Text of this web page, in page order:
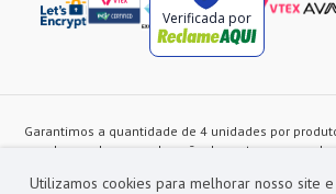
Utilizamos cookies para melhorar nosso site
Verificada por
Garantimos a quantidade de 4 unidades por
ou de acordo com a duração dos estoques, sendo
alterados a qualquer instante sem prévia